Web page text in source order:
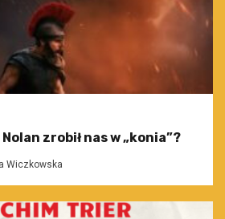
zrobił nas w „konia”?
Wiczkowska